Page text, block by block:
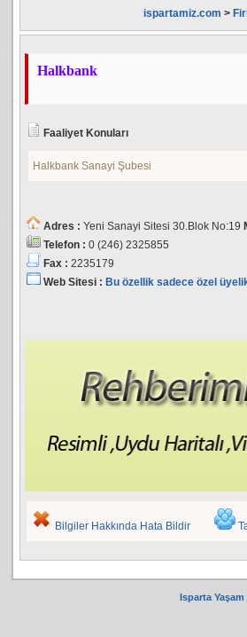
ispartamiz.com >
Halkbank
Faaliyet Konuları
Halkbank Sanayi Şubesi
Adres : Yeni Sanayi Sitesi 30.Blok No:19
Telefon : 0 (246) 2325855
Fax : 2235179
Web Sitesi : Bu özellik sadece özel
Bilgiler Hakkında Hata Bildir
Isparta Yaşam